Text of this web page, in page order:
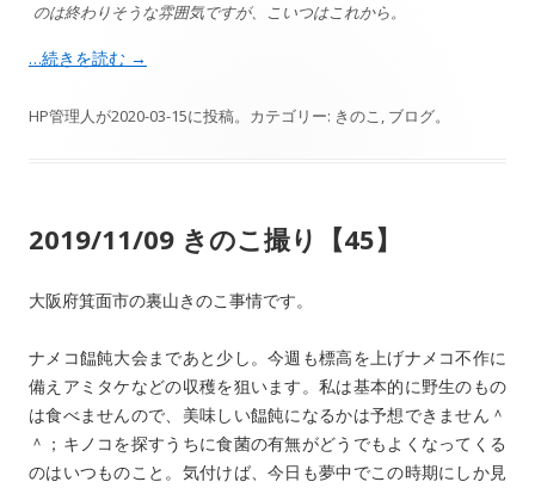
のは終わりそうな雰囲気ですが、こいつはこれから。
…続きを読む →
HP管理人が2020-03-15に投稿。カテゴリー: きのこ , ブログ。
2019/11/09 きのこ撮り【45】
大阪府箕面市の裏山きのこ事情です。
ナメコ饂飩大会まであと少し。今週も標高を上げナメコ不作に
備えアミタケなどの収穫を狙います。私は基本的に野生のもの
は食べませんので、美味しい饂飩になるかは予想できません＾
＾；キノコを探すうちに食菌の有無がどうでもよくなってくる
のはいつものこと。気付けば、今日も夢中でこの時期にしか見